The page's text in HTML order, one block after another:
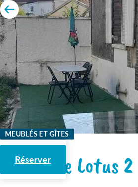
MEUBLÉS ET GÎTES
Réserver
Fleurs de Lotus 2